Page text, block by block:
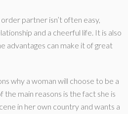
partner isn’t often easy,
and a cheerful life. It is also
advantages can make it of great
why a woman will choose to be a
main reasons is the fact she is
in her own country and wants a